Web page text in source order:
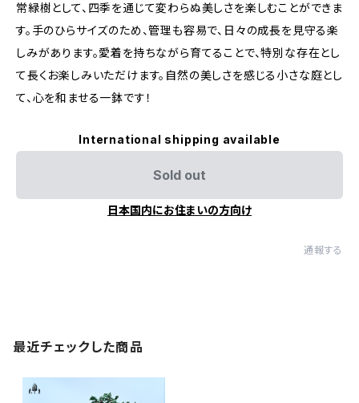
常緑樹として、四季を通じて変わらぬ美しさを楽しむことができま
す。手のひらサイズのため、管理も容易で、日々の成長を見守る楽
しみがあります。愛着を持ちながら育てることで、特別な存在とし
て長くお楽しみいただけます。自然の美しさを感じる小さな庭とし
て、心を和ませる一鉢です！
International shipping available
Sold out
日本国内にお住まいの方向け
通報する
最近チェックした商品